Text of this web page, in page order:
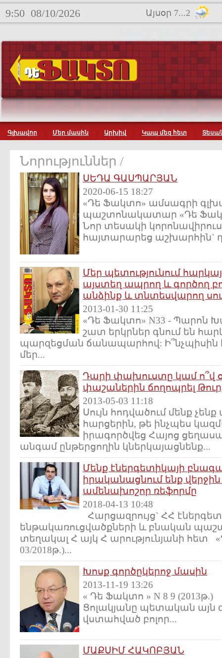
9:50 08/10/2026 Այսօր 7...2
Գլխավոր Մեր մասին Արխիվ Կապ մեզ հետ
Նորություններ /
ՍԵԴԱ ԳԱՍՊԱՐՅԱՆ
2020-06-15 18:27
«Դե Ֆակտո» ամսագրի
պաշտոնակատար «Դե
Նոր տեսակի
հայտարարեց աշխարհին`
Մեր պետությունում
այստեղ ապրող և գործող
անձինք և տնտեսվարող
2013-01-30 11:25
«Դե Ֆակտո» N33 - Պարոն
շատ երկրներ գնում են
պարզեցման ճանապարհով: Ի՞նչպիսին
մեր...
Դարի փախուստը կամ ո՞վ
փաշաներին ճողոպրել
2013-05-03 11:18
Սույն հոդվածում մենք
հարցերին, թե ինչպես
իրագործվեց Հայոց
անգամ ընթերցողին կներկայացնենք...
Մենք էներգետիկայի
իրականացնում ենք
ամենախոշոր ռեֆորմը
2018-04-13 10:48
Հարցազրույց` ՀՀ
ենթակառուցվածքների և բնական
տեղակալ Հ այկ Հ արությունյանի հետ
03/2018թ.)...
Խոսք գործըկերոջ մասին
2013-11-19 13:26
« Դե Ֆակտո » N 8 9
Ցոլակյանը պետական այն
վստահված բոլոր...
ՄԱՔՍԻՄ ՀԱԿՈԲՅԱՆ